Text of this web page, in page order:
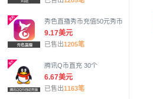
秀色直播秀币充值50元秀币
9.17美元
已售出1205笔
腾讯Q币直充 30个
6.67美元
已售出1163笔